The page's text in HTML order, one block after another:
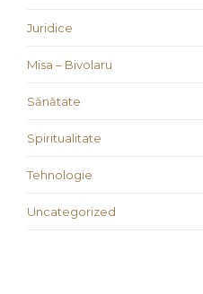
Juridice
Misa – Bivolaru
Sănătate
Spiritualitate
Tehnologie
Uncategorized